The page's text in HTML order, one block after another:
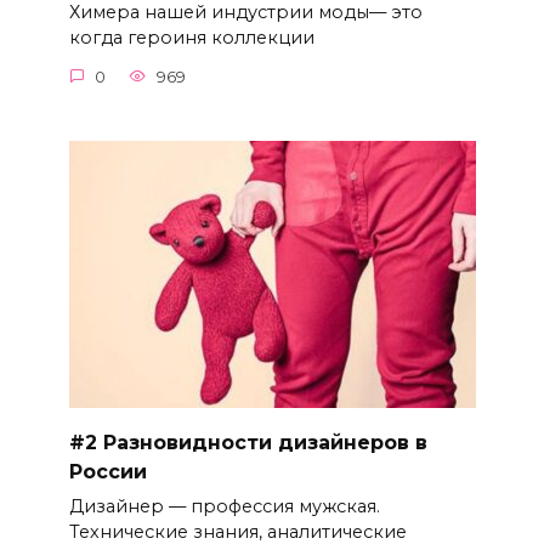
Химера нашей индустрии моды— это
когда героиня коллекции
0 969
#2 Разновидности дизайнеров в
России
Дизайнер — профессия мужская.
Технические знания, аналитические